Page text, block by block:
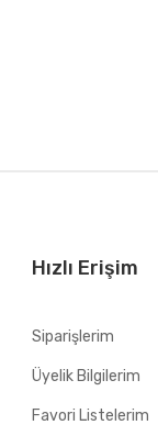
Hızlı Erişim
Siparişlerim
Üyelik Bilgilerim
Favori Listelerim